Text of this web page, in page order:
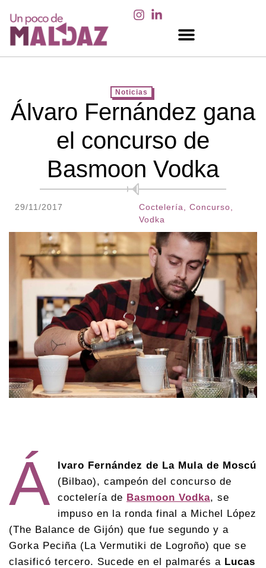
Noticias
Álvaro Fernández gana
el concurso de
Basmoon Vodka
29/11/2017 Coctelería Concurso
Vodka
Á
lvaro Fernández de La Mula de Moscú
(Bilbao), campeón del concurso de
coctelería de Basmoon Vodka, se
impuso en la ronda final a Michel López
(The Balance de Gijón) que fue segundo y a
Gorka Peciña (La Vermutiki de Logroño) que se
clasificó tercero. Sucede en el palmarés a Lucas